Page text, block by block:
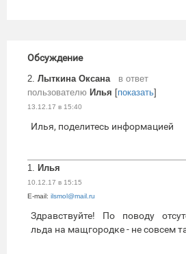
Обсуждение
2. Лыткина Оксана
в ответ
пользователю Илья [показать]
13.12.17 в 15:40
Илья, поделитесь информацией
1. Илья
10.12.17 в 15:15
E-mail: ilsmol@mail.ru
Здравствуйте! По поводу
льда на мащгородке - не совсем